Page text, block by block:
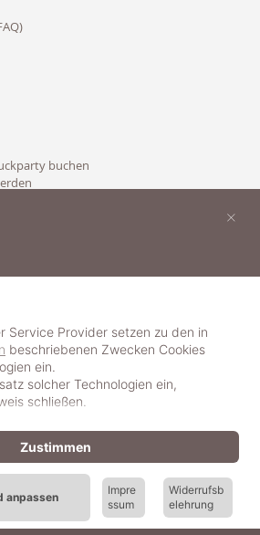
buchen
Service Provider setzen zu den in
beschriebenen Zwecken Cookies
ein.
solcher Technologien ein,
schließen.
anpassen
Impre
ssum
Widerrufsb
elehrung
Zustimmen
×